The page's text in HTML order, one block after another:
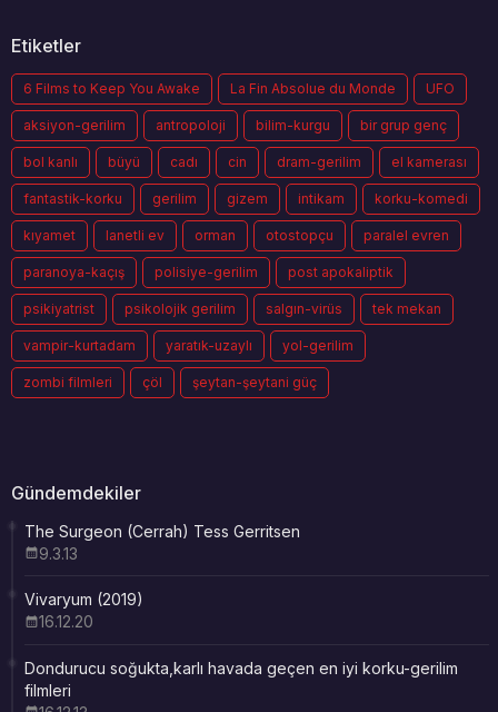
Etiketler
6 Films to Keep You Awake La Fin Absolue du Monde UFO
aksiyon-gerilim antropoloji bilim-kurgu bir grup genç
bol kanlı büyü cadı cin dram-gerilim el kamerası
fantastik-korku gerilim gizem intikam korku-komedi
kıyamet lanetli ev orman otostopçu paralel evren
paranoya-kaçış polisiye-gerilim post apokaliptik
psikiyatrist psikolojik gerilim salgın-virüs tek mekan
vampir-kurtadam yaratık-uzaylı yol-gerilim
zombi filmleri çöl şeytan-şeytani güç
Gündemdekiler
The Surgeon (Cerrah) Tess Gerritsen
9.3.13
Vivaryum (2019)
16.12.20
Dondurucu soğukta,karlı havada geçen en iyi korku-gerilim
filmleri